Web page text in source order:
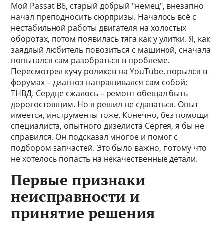
Мой Passat B6, старый добрый "немец", внезапно
начал преподносить сюрпризы. Началось всё с
нестабильной работы двигателя на холостых
оборотах, потом появилась тяга как у улитки. Я, как
заядлый любитель повозиться с машиной, сначала
попытался сам разобраться в проблеме.
Пересмотрел кучу роликов на YouTube, порылся в
форумах – диагноз напрашивался сам собой:
ТНВД. Сердце сжалось – ремонт обещал быть
дорогостоящим. Но я решил не сдаваться. Опыт
имеется, инструменты тоже. Конечно, без помощи
специалиста, опытного дизелиста Сергея, я бы не
справился. Он подсказал многое и помог с
подбором запчастей. Это было важно, потому что
не хотелось попасть на некачественные детали.
Первые признаки
неисправности и
принятие решения